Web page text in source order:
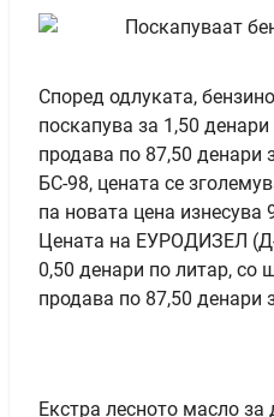
Според одлуката,
поскапува за 1,50
продава по 87,50 денари
БС-98, цената се
па новата цена изнесува
Цената на ЕУРОДИЗЕЛ
0,50 денари по литар, со
продава по 87,50 денари
Екстра лесното масло